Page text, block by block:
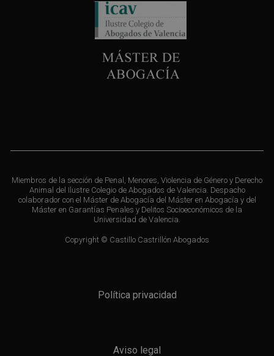
Miembros de la sección de Penal, Menores, Violencia de Género y Derecho
Animal del Ilustre Colegio de Abogados de Valencia. Despacho
colaborador con el Máster de Abogacía del Máster en Abogacía y del
Máster en Garantías Penales y Delitos Socioeconómicos de la
Universidad de Valencia.
Copyright © Castillo Castrillón Abogados
Política privacidad
Aviso legal